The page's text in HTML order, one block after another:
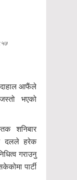
दाहाल आफैंले
भएको
शनिबार
दलले हरेक
गराउनु
पार्टी